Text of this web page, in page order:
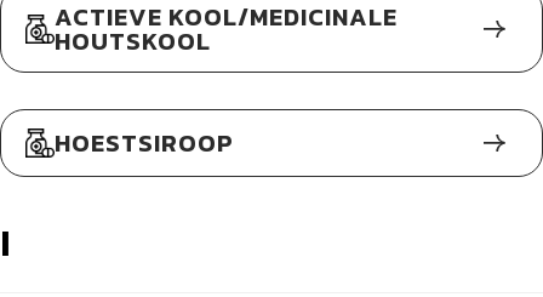
ACTIEVE KOOL/MEDICINALE
HOUTSKOOL
HOESTSIROOP
I